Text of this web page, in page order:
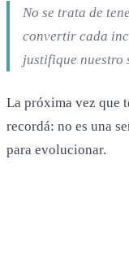
No se trata de
convertir cada
justifique nuestro
La próxima vez que
recordá: no es una
para evolucionar.